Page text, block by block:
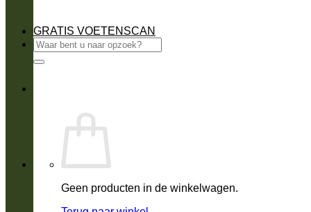
GRATIS VOETENSCAN
Zoeken
naar:
Geen producten in de winkelwagen.